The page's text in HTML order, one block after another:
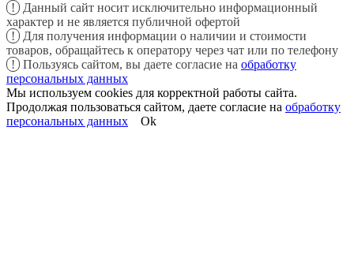
!
Данный сайт носит исключительно информационный
характер и не является публичной офертой
!
Для получения информации о наличии и стоимости
товаров, обращайтесь к оператору через чат или по телефону
!
Пользуясь сайтом, вы даете согласие на обработку
персональных данных
Мы используем cookies для корректной работы сайта.
Продолжая пользоваться сайтом, даете согласие на обработку
персональных данных
Ok